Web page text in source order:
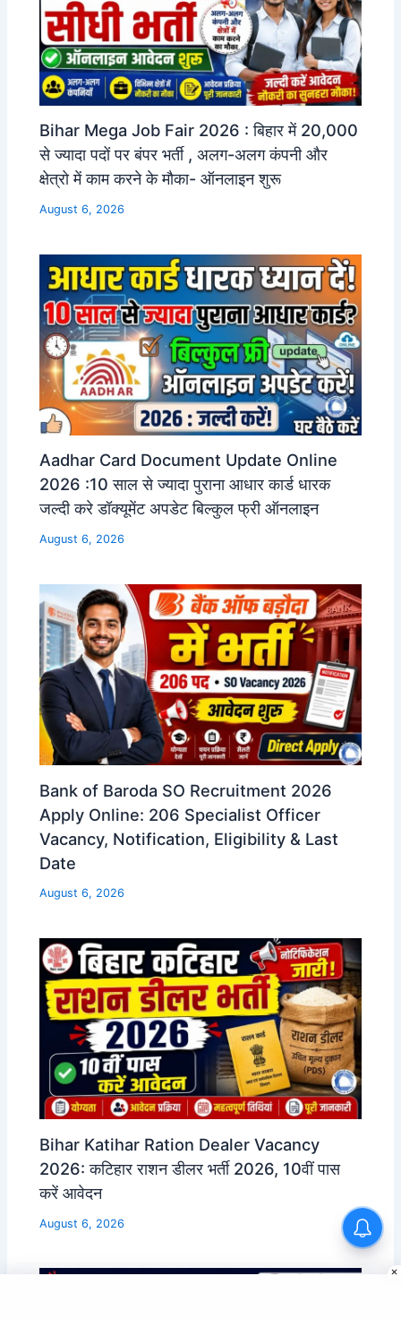
Bihar Mega Job Fair 2026 : बिहार में 20,000
से ज्यादा पदों पर बंपर भर्ती , अलग-अलग कंपनी और
क्षेत्रो में काम करने के मौका- ऑनलाइन शुरू
August 6, 2026
Aadhar Card Document Update Online
2026 :10 साल से ज्यादा पुराना आधार कार्ड धारक
जल्दी करे डॉक्यूमेंट अपडेट बिल्कुल फ्री ऑनलाइन
August 6, 2026
Bank of Baroda SO Recruitment 2026
Apply Online: 206 Specialist Officer
Vacancy, Notification, Eligibility & Last
Date
August 6, 2026
Bihar Katihar Ration Dealer Vacancy
2026: कटिहार राशन डीलर भर्ती 2026, 10वीं पास
करें आवेदन
August 6, 2026